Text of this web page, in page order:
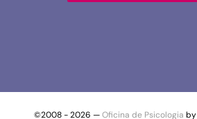
©2008 -2026 —Oficina de Psicologia by